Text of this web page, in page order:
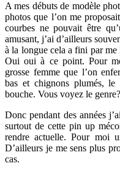
A mes débuts de modèle
photos que l’on me
courbes ne pouvait être
amusant, j’ai d’ailleurs
à la longue cela a fini par me
Oui oui à ce point. Pour
grosse femme que l’on
bas et chignons plumés,
bouche. Vous voyez le genre?
Donc pendant des années
surtout de cette pin up
rendre actuelle. Pour moi
D’ailleurs je me sens plus
cas.